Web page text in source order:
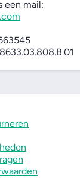
een mail: